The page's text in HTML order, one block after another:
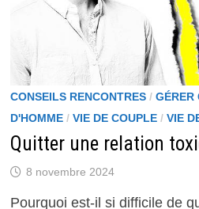
CONSEILS RENCONTRES/ GÉRER
D'HOMME/ VIE DE COUPLE/ VIE
Quitter une relation
8 novembre 2024
Pourquoi est-il si difficile de